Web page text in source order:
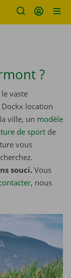
?
vaste
location
ville, un modèle
de sport de
vous
souci. Vous
, nous